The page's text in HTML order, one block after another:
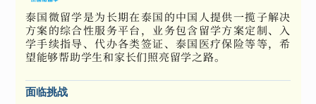
泰国微留学是为长期在泰国的中国人提供一揽子解决
方案的综合性服务平台，业务包含留学方案定制、入
学手续指导、代办各类签证、泰国医疗保险等等，希
望能够帮助学生和家长们照亮留学之路。
面临挑战